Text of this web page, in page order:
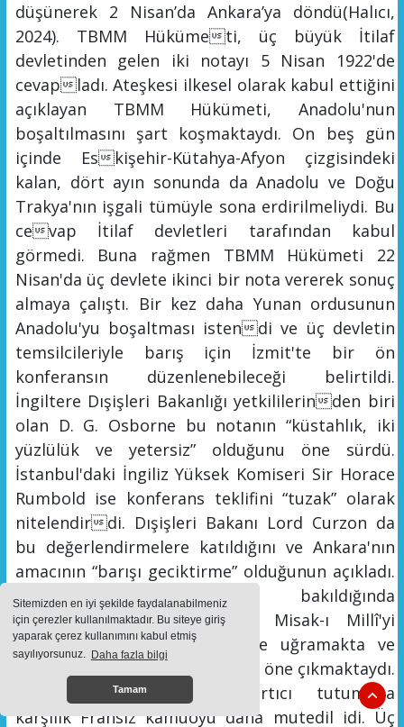
Sitemizden en iyi şekilde faydalanabilmeniz
için çerezler kullanılmaktadır. Bu siteye giriş
yaparak çerez kullanımını kabul etmiş
sayılıyorsunuz. Daha fazla bilgi
Tamam
düşünerek 2 Nisan’da Ankara’ya döndü(Halıcı,
2024).
TBMM Hükümeti, üç büyük İtilaf
devletinden gelen iki notayı 5 Nisan 1922'de
cevapladı. Ateşkesi ilkesel olarak kabul ettiğini
açıklayan TBMM Hükümeti, Anadolu'nun
boşaltılmasını şart koşmaktaydı. On beş gün
içinde Eskişehir-Kütahya-Afyon çizgisindeki
kalan, dört ayın sonunda da Anadolu ve Doğu
Trakya'nın işgali tümüyle sona erdirilmeliydi. Bu
cevap İtilaf devletleri tarafından kabul
görmedi. Buna rağmen TBMM Hükümeti 22
Nisan'da üç devlete ikinci bir nota vererek sonuç
almaya çalıştı. Bir kez daha Yunan ordusunun
Anadolu'yu boşaltması istendi ve üç devletin
temsilcileriyle barış için İzmit'te bir ön
konferansın düzenlenebileceği belirtildi.
İngiltere Dışişleri Bakanlığı yetkililerinden biri
olan D. G. Osborne bu notanın“küstahlık, iki
yüzlülük ve yetersiz”olduğunu öne sürdü.
İstanbul'daki İngiliz Yüksek Komiseri Sir Horace
Rumbold ise konferans teklifini“tuzak” olarak
nitelendirdi. Dışişleri Bakanı Lord Curzon da
bu değerlendirmelere katıldığını ve Ankara'nın
amacının “barışı geciktirme” olduğunun açıkladı.
Bu değerlendirmelere bakıldığında
TBMM'nindiplomasi yoluyla Misak-ı Millî'yi
gerçekleştirme niyeti akamete uğramakta ve
taarruz fikri tek seçenek olarak öne çıkmaktaydı.
İngiliz siyasetçilerinin kışkırtıcı tutumuna
karşılık Fransız kamuoyu daha mutedil idi. Üç